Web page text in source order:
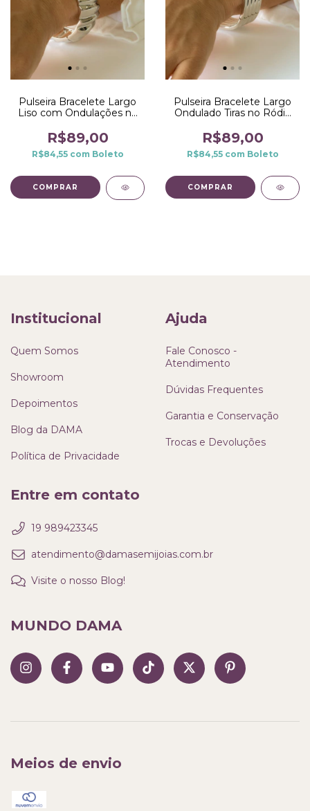
Pulseira Bracelete Largo
Liso com Ondulações no
R$89,00
R$84,55 com Boleto
Pulseira Bracelete Largo
Ondulado Tiras no Ródio
R$89,00
R$84,55 com Boleto
Institucional
Quem Somos
Showroom
Depoimentos
Blog da DAMA
Política de Privacidade
Ajuda
Fale Conosco -
Atendimento
Dúvidas Frequentes
Garantia e Conservação
Trocas e Devoluções
Entre em contato
19 989423345
atendimento@damasemijoias.com.br
Visite o nosso Blog!
MUNDO DAMA
Meios de envio